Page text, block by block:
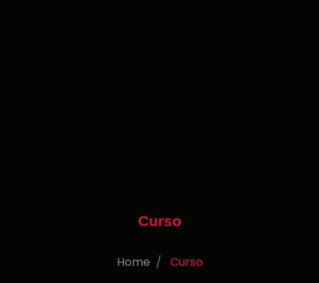
Curso
Home Curso